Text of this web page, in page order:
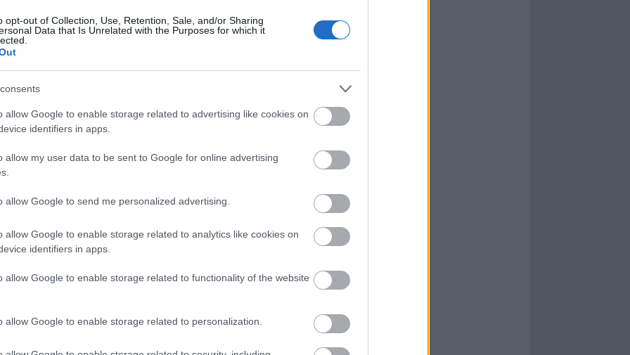
opt-out of Collection, Use, Retention, Sale, and/or Sharing
Data that Is Unrelated with the Purposes for which it
allow Google to enable storage related to advertising like cookies on
identifiers in apps.
allow my user data to be sent to Google for online advertising
allow Google to send me personalized advertising.
allow Google to enable storage related to analytics like cookies on
identifiers in apps.
allow Google to enable storage related to functionality of the website
allow Google to enable storage related to personalization.
lehűteni a bort
e. Érdemes ilyenkor a legkisebb
intézni a borok hűtését is, viszont a lehető